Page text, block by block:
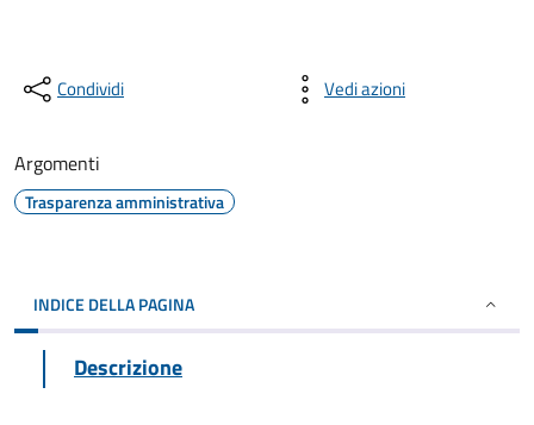
Condividi Vedi azioni
Argomenti
Trasparenza amministrativa
INDICE DELLA PAGINA
Descrizione